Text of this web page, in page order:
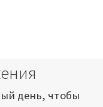
день, чтобы